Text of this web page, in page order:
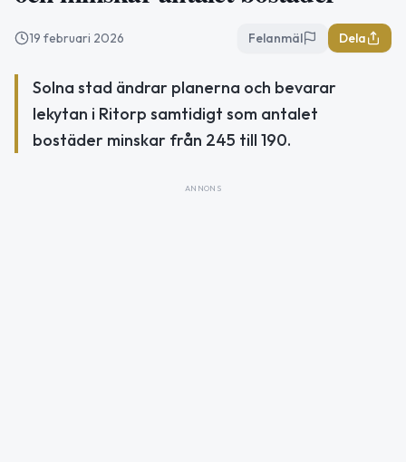
19 februari 2026 Felanmäl Dela
Solna stad ändrar planerna och bevarar
lekytan i Ritorp samtidigt som antalet
bostäder minskar från 245 till 190.
ANNONS